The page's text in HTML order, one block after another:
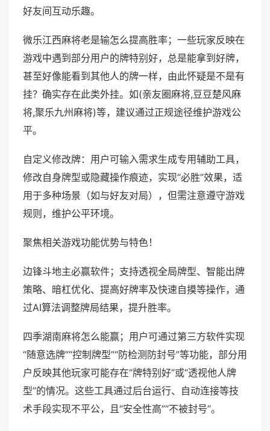
好友间互动乐趣。
微乐江西麻将老是输怎么提高胜率；一些玩家反映在
游戏中遇到部分用户的牌特别好，总是能拿到好牌，
甚至好像能看到其他人的牌一样，由此怀疑是不是有
挂？确实存在此类外挂。如(亲友圈麻将,豆豆楚风麻
将,聚乐九州麻将)等，建议通过正规途径维护游戏公
平。
自定义修改牌：用户可输入需求生成专用辅助工具，
修改自身牌型或隐藏操作痕迹，实现“必胜”效果，适
用于多种场景（如与好友对局），但需注意遵守游戏
规则，维护公平环境。
聚焦相关游戏功能优势与特色！
边锋斗地主必赢软件；支持透视全局牌型、智能出牌
策略、暗杠优化、提高好牌率及快速自摸等操作，通
过AI算法调整牌局结果，提升胜率。
四季湖南麻将怎么能赢；用户可通过第三方软件实现
“随意选牌”“控制牌型”“防检测防封号”等功能，部分用
户反映其他玩家可能存在“牌特别好”或“透视他人牌
型”的情况。这些工具通过后台运行、自动连接等技
术手段实现不平公，且“安全性高”“不被封号”。